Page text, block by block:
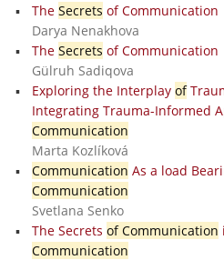
The Secrets of Communication
Darya Nenakhova
The Secrets of Communication
Gülruh Sadiqova
Exploring the Interplay of
Integrating Trauma-Informed
Communication
Marta Kozlíková
Communication As a load
Communication
Svetlana Senko
The Secrets of Communication
Communication